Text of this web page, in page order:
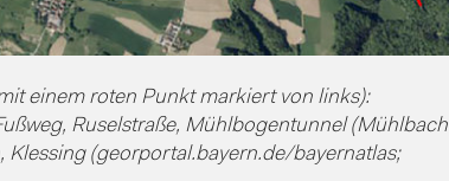
einem roten Punkt markiert von links):
Ruselstraße, Mühlbogentunnel (Mühlbach
(georportal.bayern.de/bayernatlas;